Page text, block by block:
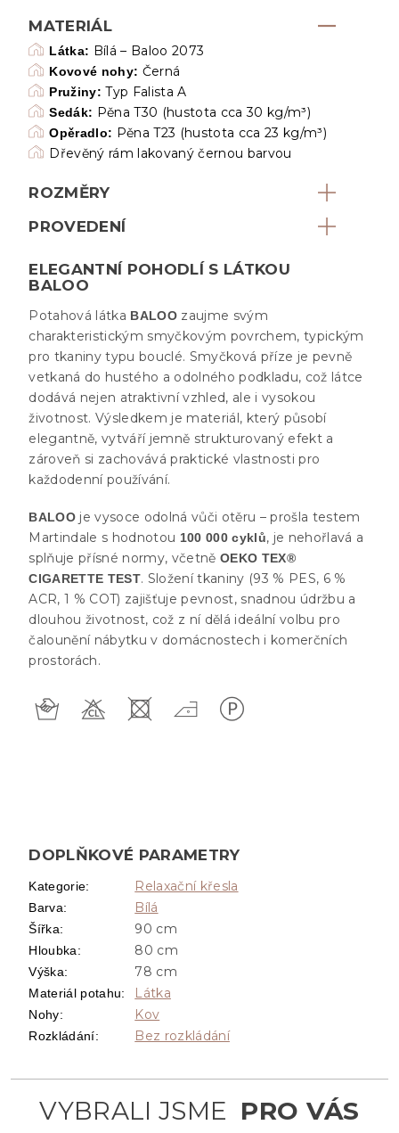
MATERIÁL
Látka: Bílá – Baloo 2073
Kovové nohy: Černá
Pružiny: Typ Falista A
Sedák: Pěna T30 (hustota cca 30 kg/m³)
Opěradlo: Pěna T23 (hustota cca 23 kg/m³)
Dřevěný rám lakovaný černou barvou
ROZMĚRY
PROVEDENÍ
ELEGANTNÍ POHODLÍ S LÁTKOU
BALOO
Potahová látka BALOOzaujme svým
charakteristickým smyčkovým povrchem, typickým
pro tkaniny typu bouclé. Smyčková příze je pevně
vetkaná do hustého a odolného podkladu, což látce
dodává nejen atraktivní vzhled, ale i vysokou
životnost. Výsledkem je materiál, který působí
elegantně, vytváří jemně strukturovaný efekt a
zároveň si zachovává praktické vlastnosti pro
každodenní používání.
BALOOje vysoce odolná vůči otěru – prošla testem
Martindale s hodnotou 100 000 cyklů, je nehořlavá a
splňuje přísné normy, včetně OEKO TEX®
CIGARETTE TEST. Složení tkaniny (93 % PES, 6 %
ACR, 1 % COT) zajišťuje pevnost, snadnou údržbu a
dlouhou životnost, což z ní dělá ideální volbu pro
čalounění nábytku v domácnostech i komerčních
prostorách.
DOPLŇKOVÉ PARAMETRY
Kategorie: Relaxační křesla
Barva: Bílá
Šířka: 90 cm
Hloubka: 80 cm
Výška: 78 cm
Materiál potahu: Látka
Nohy: Kov
Rozkládání: Bez rozkládání